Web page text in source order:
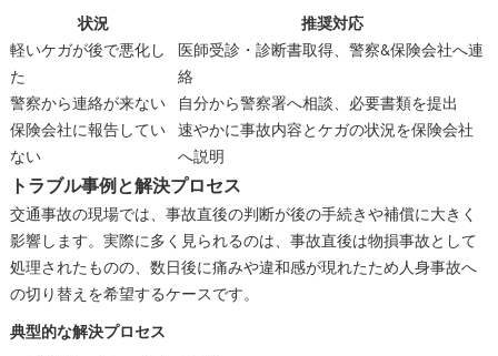
状況
推奨対応
軽いケガが後で悪化し
た
医師受診・診断書取得、警察&保険会社へ連
絡
警察から連絡が来ない 自分から警察署へ相談、必要書類を提出
保険会社に報告してい
ない
速やかに事故内容とケガの状況を保険会社
へ説明
トラブル事例と解決プロセス
交通事故の現場では、事故直後の判断が後の手続きや補償に大きく
影響します。実際に多く見られるのは、事故直後は物損事故として
処理されたものの、数日後に痛みや違和感が現れたため人身事故へ
の切り替えを希望するケースです。
典型的な解決プロセス